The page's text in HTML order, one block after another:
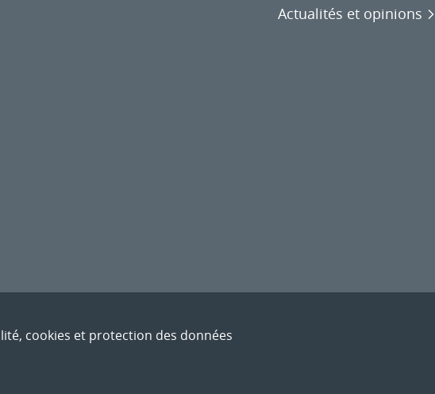
Actualités et opinions
cookies et protection des données